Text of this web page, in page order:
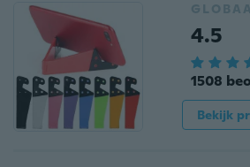
4.5
1508
Bekijk